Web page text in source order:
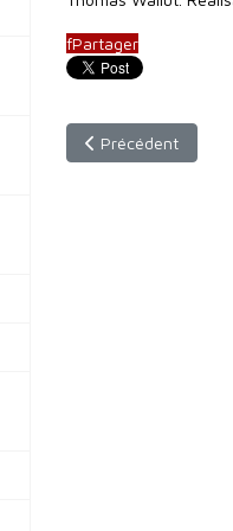
fPartager
Article précédent :
Précédent